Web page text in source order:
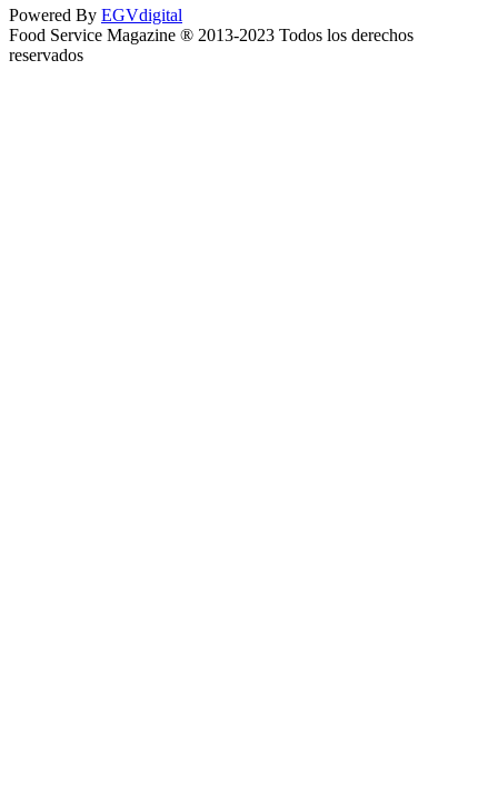
Powered By EGVdigital
Food Service Magazine ® 2013-2023 Todos los derechos
reservados